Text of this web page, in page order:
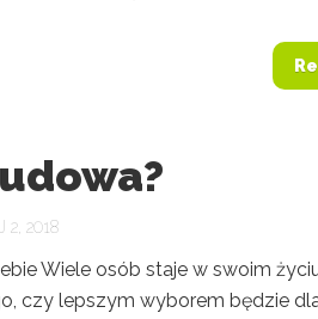
2, 2018
Wiele osób staje w swoim
czy lepszym wyborem będzie